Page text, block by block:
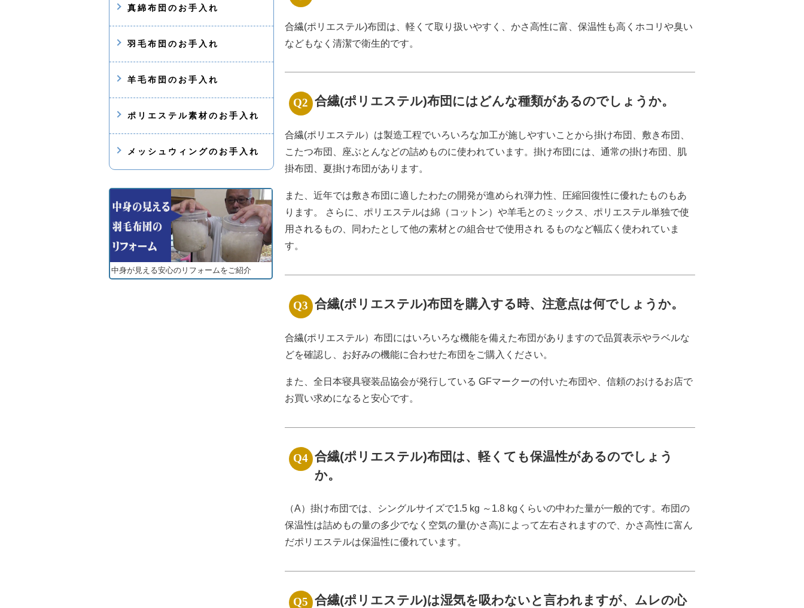
合繊(ポリエステル)布団は、軽くて取り扱いやすく、かさ高性に富、保温性も高くホコリや臭い
などもなく清潔で衛生的です。
合繊(ポリエステル)布団にはどんな種類があるのでしょうか。
合繊(ポリエステル）は製造工程でいろいろな加工が施しやすいことから掛け布団、敷き布団、
こたつ布団、座ぶとんなどの詰めものに使われています。掛け布団には、通常の掛け布団、肌
掛布団、夏掛け布団があります。
また、近年では敷き布団に適したわたの開発が進められ弾力性、圧縮回復性に優れたものもあ
ります。 さらに、ポリエステルは綿（コットン）や羊毛とのミックス、ポリエステル単独で使
用されるもの、同わたとして他の素材との組合せで使用され るものなど幅広く使われていま
す。
合繊(ポリエステル)布団を購入する時、注意点は何でしょうか。
合繊(ポリエステル）布団にはいろいろな機能を備えた布団がありますので品質表示やラベルな
どを確認し、お好みの機能に合わせた布団をご購入ください。
また、全日本寝具寝装品協会が発行している GFマークーの付いた布団や、信頼のおけるお店で
お買い求めになると安心です。
合繊(ポリエステル)布団は、軽くても保温性があるのでしょう
か。
（A）掛け布団では、シングルサイズで1.5 kg ～1.8 kgくらいの中わた量が一般的です。布団の
保温性は詰めもの量の多少でなく空気の量(かさ高)によって左右されますので、かさ高性に富ん
だポリエステルは保温性に優れています。
合繊(ポリエステル)は湿気を吸わないと言われますが、ムレの心
真綿布団のお手入れ
羽毛布団のお手入れ
羊毛布団のお手入れ
ポリエステル素材のお手入れ
メッシュウィングのお手入れ
中身が見える安心のリフォームをご紹介